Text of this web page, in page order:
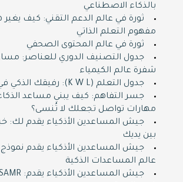
بالذكاء الاصطناعي
ثورة في عالم الدعم التقني: كيف يغير
مفهوم التعلم الذاتي
ثورة في عالم المحتوى الصحفي
جدول التصنيف الدوري للعناصر:
شفرة عالم الكيمياء
جدول التعلم (K W L): رفيقك الذكي في رحلة المعرفة
جسر التفاهم: كيف يبني مساعد
مهارات تواصل تجعلك لا تُنسى؟
جيش المساعدين الأذكياء يقدم لك:
بين يديك
عالم المساعدات الذكية